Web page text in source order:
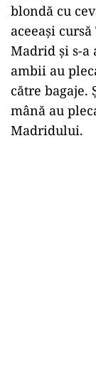
blondă cu
aceeași
Madrid și s-a
ambii au
către bagaje.
mână au
Madridului.